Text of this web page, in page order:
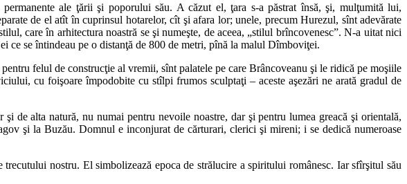
ale ţării şi poporului său. A căzut el, ţara s-a păstrat însă, şi, mulţumită lui,
de el atît în cuprinsul hotarelor, cît şi afara lor; unele, precum Hurezul, sînt adevărate
care în arhitectura noastră se şi numeşte, de aceea, „stilul brîncovenesc”. N-a uitat nici
ce se întindeau pe o distanţă de 800 de metri, pînă la malul Dîmboviţei.
felul de construcţie al vremii, sînt palatele pe care Brâncoveanu şi le ridică pe moşiile
cu foişoare împodobite cu stîlpi frumos sculptaţi – aceste aşezări ne arată gradul de
de alta natură, nu numai pentru nevoile noastre, dar şi pentru lumea greacă şi orientală,
şi la Buzău. Domnul e inconjurat de cărturari, clerici şi mireni; i se dedică numeroase
nostru. El simbolizează epoca de strălucire a spiritului românesc. Iar sfîrşitul său